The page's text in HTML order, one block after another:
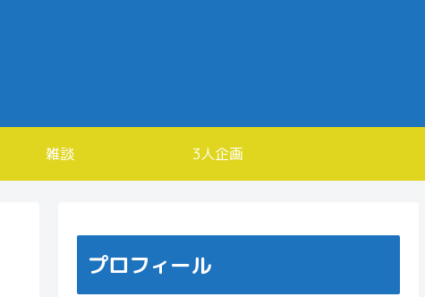
雑談 3人企画
プロフィール